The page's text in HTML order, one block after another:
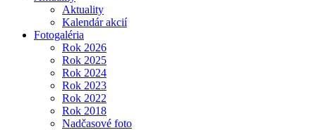
Aktuality
Kalendár akcií
Fotogaléria
Rok 2026
Rok 2025
Rok 2024
Rok 2023
Rok 2022
Rok 2018
Nadčasové foto